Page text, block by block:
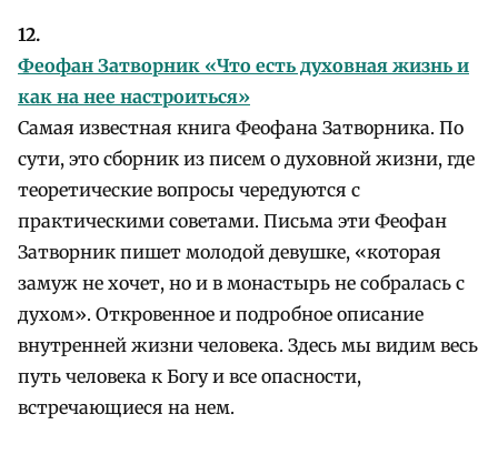
12.
Феофан Затворник «Что есть духовная жизнь и
как на нее настроиться»
Самая известная книга Феофана Затворника. По
сути, это сборник из писем о духовной жизни, где
теоретические вопросы чередуются с
практическими советами. Письма эти Феофан
Затворник пишет молодой девушке, «которая
замуж не хочет, но и в монастырь не собралась с
духом». Откровенное и подробное описание
внутренней жизни человека. Здесь мы видим весь
путь человека к Богу и все опасности,
встречающиеся на нем.